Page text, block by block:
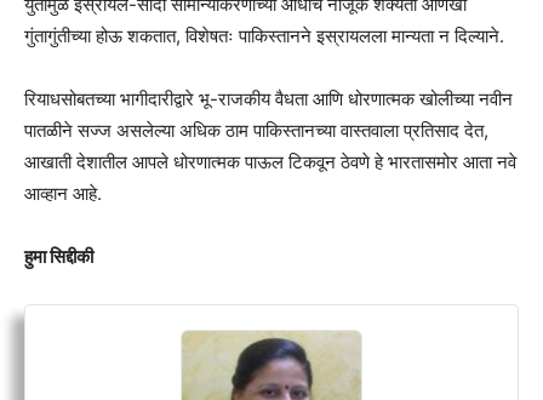
गुंतागुंतीच्या होऊ शकतात, विशेषतः पाकिस्तानने इस्रायलला मान्यता न दिल्याने.
रियाधसोबतच्या भागीदारीद्वारे भू-राजकीय वैधता आणि धोरणात्मक खोलीच्या नवीन
पातळीने सज्ज असलेल्या अधिक ठाम पाकिस्तानच्या वास्तवाला प्रतिसाद देत,
आखाती देशातील आपले धोरणात्मक पाऊल टिकवून ठेवणे हे भारतासमोर आता नवे
आव्हान आहे.
हुमा सिद्दीकी